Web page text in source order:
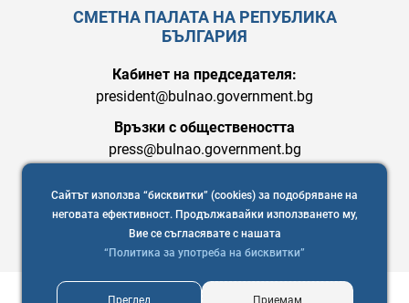
Сайтът използва “бисквитки” (cookies) за подобряване на
неговата ефективност. Продължавайки използването му,
Вие се съгласявате с нашата
“Политика за употреба на бисквитки”
Преглед Приемам
СМЕТНА ПАЛАТА НА РЕПУБЛИКА
БЪЛГАРИЯ
Кабинет на председателя:
president@bulnao.government.bg
Връзки с обществеността
press@bulnao.government.bg